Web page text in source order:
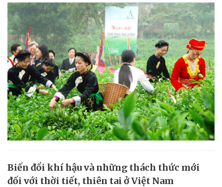
Biến đổi khí hậu và những thách thức mới
đối với thời tiết, thiên tai ở Việt Nam